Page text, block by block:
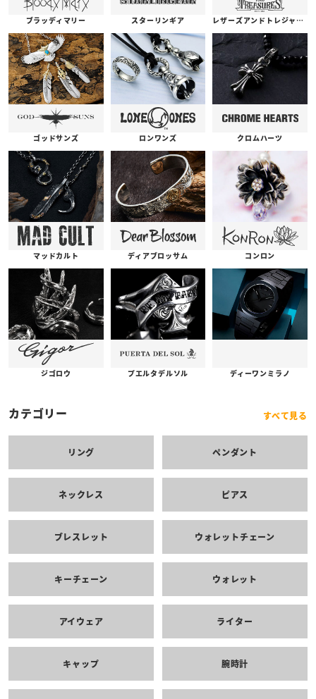
ブラッディマリー スターリンギア レザーズアンドトレジャーズ
ゴッドサンズ ロンワンズ クロムハーツ
マッドカルト ディアブロッサム コンロン
ジゴロウ プエルタデルソル ディーワンミラノ
カテゴリー すべて見る
リング ペンダント
ネックレス ピアス
ブレスレット ウォレットチェーン
キーチェーン ウォレット
アイウェア ライター
キャップ 腕時計